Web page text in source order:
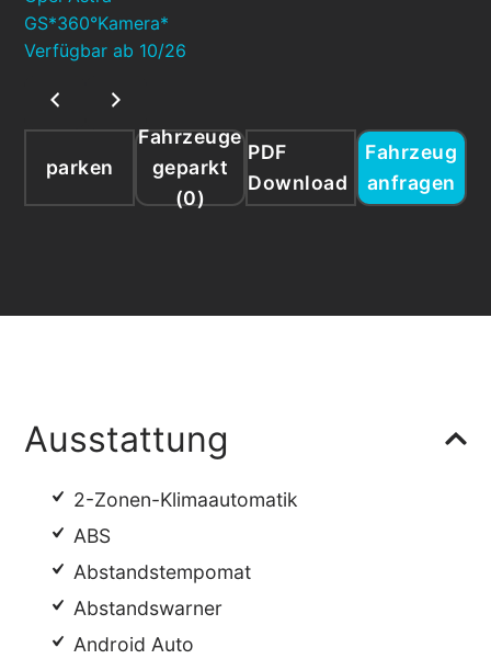
parken
Fahrzeuge
geparkt
(0)
PDF
Download
Fahrzeug
anfragen
Ausstattung
2-Zonen-Klimaautomatik
ABS
Abstandstempomat
Abstandswarner
Android Auto